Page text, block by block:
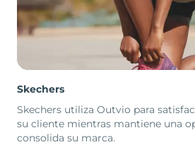
Skechers
Skechers utiliza Outvio para
su cliente mientras mantiene una
consolida su marca.